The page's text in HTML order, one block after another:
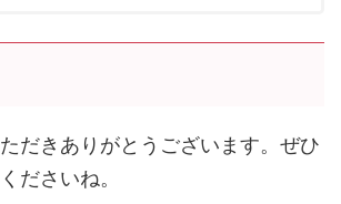
だきありがとうございます。ぜひ
ださいね。